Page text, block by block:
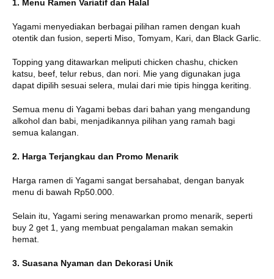
1. Menu Ramen Variatif dan Halal
Yagami menyediakan berbagai pilihan ramen dengan kuah
otentik dan fusion, seperti Miso, Tomyam, Kari, dan Black Garlic.
Topping yang ditawarkan meliputi chicken chashu, chicken
katsu, beef, telur rebus, dan nori. Mie yang digunakan juga
dapat dipilih sesuai selera, mulai dari mie tipis hingga keriting.
Semua menu di Yagami bebas dari bahan yang mengandung
alkohol dan babi, menjadikannya pilihan yang ramah bagi
semua kalangan.
2. Harga Terjangkau dan Promo Menarik
Harga ramen di Yagami sangat bersahabat, dengan banyak
menu di bawah Rp50.000.
Selain itu, Yagami sering menawarkan promo menarik, seperti
buy 2 get 1, yang membuat pengalaman makan semakin
hemat.
3. Suasana Nyaman dan Dekorasi Unik